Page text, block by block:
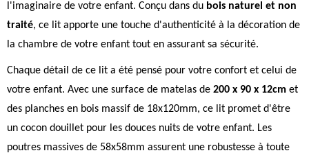
l'imaginaire de votre enfant. Conçu dans du bois naturel et non
traité, ce lit apporte une touche d'authenticité à la décoration de
la chambre de votre enfant tout en assurant sa sécurité.
Chaque détail de ce lit a été pensé pour votre confort et celui de
votre enfant. Avec une surface de matelas de 200 x 90 x 12cm et
des planches en bois massif de 18x120mm, ce lit promet d'être
un cocon douillet pour les douces nuits de votre enfant. Les
poutres massives de 58x58mm assurent une robustesse à toute